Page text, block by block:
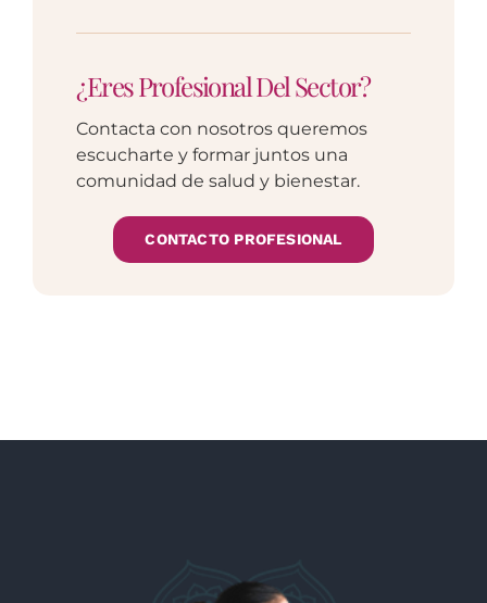
¿Eres Profesional Del Sector?
Contacta con nosotros queremos
escucharte y formar juntos una
comunidad de salud y bienestar.
CONTACTO PROFESIONAL